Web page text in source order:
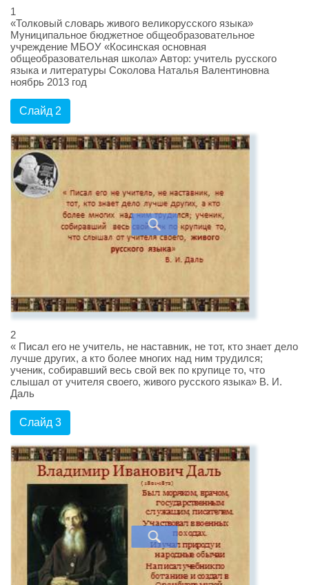
1
«Толковый словарь живого великорусского языка»
Муниципальное бюджетное общеобразовательное
учреждение МБОУ «Косинская основная
общеобразовательная школа» Автор: учитель русского
языка и литературы Соколова Наталья Валентиновна
ноябрь 2013 год
Слайд 2
2
« Писал его не учитель, не наставник, не тот, кто знает дело
лучше других, а кто более многих над ним трудился;
ученик, собиравший весь свой век по крупице то, что
слышал от учителя своего, живого русского языка» В. И.
Даль
Слайд 3